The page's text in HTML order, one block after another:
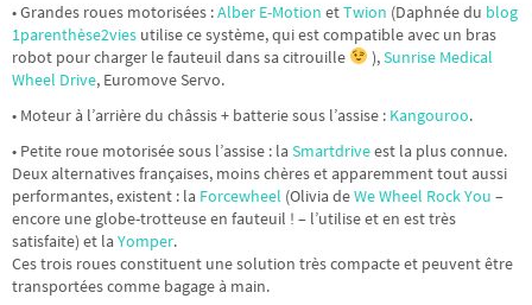
• Grandes roues motorisées :Alber E-Motion etTwion (Daphnée du blog
1parenthèse2vies utilise ce système, qui est compatible avec un bras
robot pour charger le fauteuil dans sa citrouille
),Sunrise Medical
Wheel Drive, Euromove Servo.
• Moteur à l’arrière du châssis + batterie sous l’assise : Kangouroo.
• Petite roue motorisée sous l’assise : laSmartdriveest la plus connue.
Deux alternatives françaises, moins chères et apparemment tout aussi
performantes, existent : la Forcewheel (Olivia deWe Wheel Rock You –
encore une globe-trotteuse en fauteuil ! – l’utilise et en est très
satisfaite) et laYomper.
Ces trois roues constituent une solution très compacte et peuvent être
transportées comme bagage à main.